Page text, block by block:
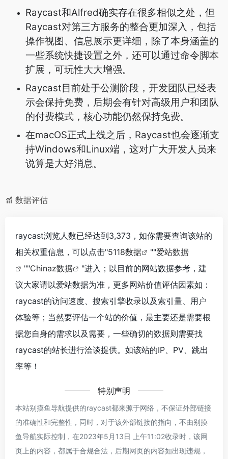
Raycast和Alfred确实存在很多相似之处，但
Raycast对第三方服务的整合更加深入，包括
操作视图、信息展示更详细，除了本身涵盖的
一些系统快捷设置之外，还可以通过命令脚本
扩展，可玩性大大增强。
Raycast目前处于公测阶段，开发团队已经表
示会保持免费，后期会有针对高级用户和团队
的付费模式，核心功能仍然保持免费。
在macOS正式上线之后，Raycast也会逐渐支
持Windows和Linux端，这对广大开发人员来
说算是大好消息。
数据评估
raycast浏览人数已经达到3,373，如你需要查询该站的
相关权重信息，可以点击"5118数据 ""爱站数据
""Chinaz数据
"进入；以目前的网站数据参考，建
议大家请以爱站数据为准，更多网站价值评估因素如：
raycast的访问速度、搜索引擎收录以及索引量、用户
体验等；当然要评估一个站的价值，最主要还是需要根
据您自身的需求以及需要，一些确切的数据则需要找
raycast的站长进行洽谈提供。如该站的IP、PV、跳出
率等！
特别声明
本站别摸鱼导航提供的raycast都来源于网络，不保证外部链接
的准确性和完整性，同时，对于该外部链接的指向，不由别摸
鱼导航实际控制，在2023年5月13日 上午11:02收录时，该网
页上的内容，都属于合规合法，后期网页的内容如出现违规，